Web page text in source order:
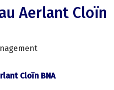
Aerlant Cloïn
Cloïn BNA